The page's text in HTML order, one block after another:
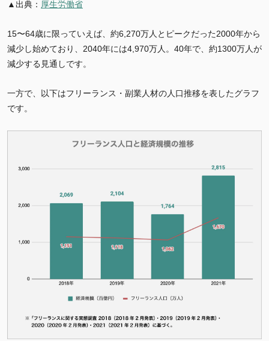
▲出典： 厚生労働省
15〜64歳に限っていえば、約6,270万人とピークだった2000年から
減少し始めており、2040年には4,970万人。40年で、約1300万人が
減少する見通しです。
一方で、以下はフリーランス・副業人材の人口推移を表したグラフ
です。